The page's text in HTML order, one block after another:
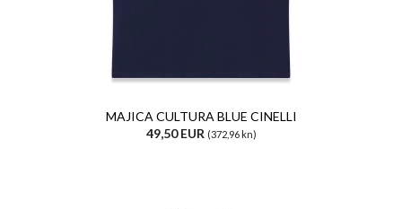
MAJICA CULTURA BLUE CINELLI
49,50 EUR (372,96 kn)